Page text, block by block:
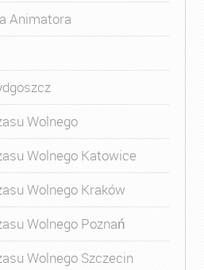
Animatora
Wolnego
Wolnego Katowice
Wolnego Kraków
Wolnego Poznań
Wolnego Szczecin